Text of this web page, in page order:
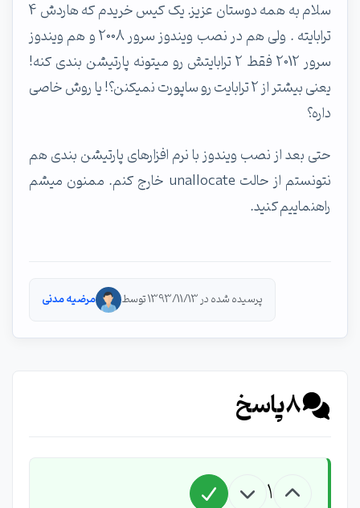
سلام به همه دوستان عزیز. یک کیس خریدم که هاردش 4
ترابایته . ولی هم در نصب ویندوز سرور 2008 و هم ویندوز
سرور 2012 فقط 2 ترابایتش رو میتونه پارتیشن بندی کنه!
یعنی بیشتر از 2 ترابایت رو ساپورت نمیکنن؟! یا روش خاصی
داره؟
حتی بعد از نصب ویندوز با نرم افزارهای پارتیشن بندی هم
نتونستم از حالت unallocate خارج کنم. ممنون میشم
راهنماییم کنید.
پرسیده شده در 1393/11/13 توسط مرضیه مدنی
8پاسخ
1